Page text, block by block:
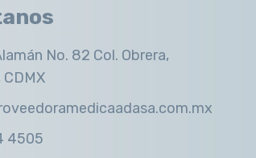
No. 82 Col. Obrera,
4505